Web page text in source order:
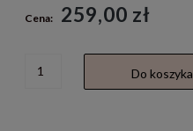
Cena: 259,00 zł
Do koszyka